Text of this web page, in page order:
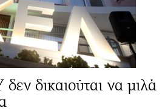
δικαιούται να μιλά